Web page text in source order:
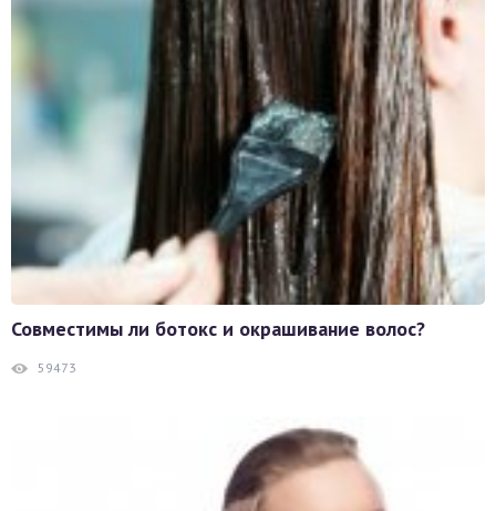
Совместимы ли ботокс и окрашивание волос?
59473